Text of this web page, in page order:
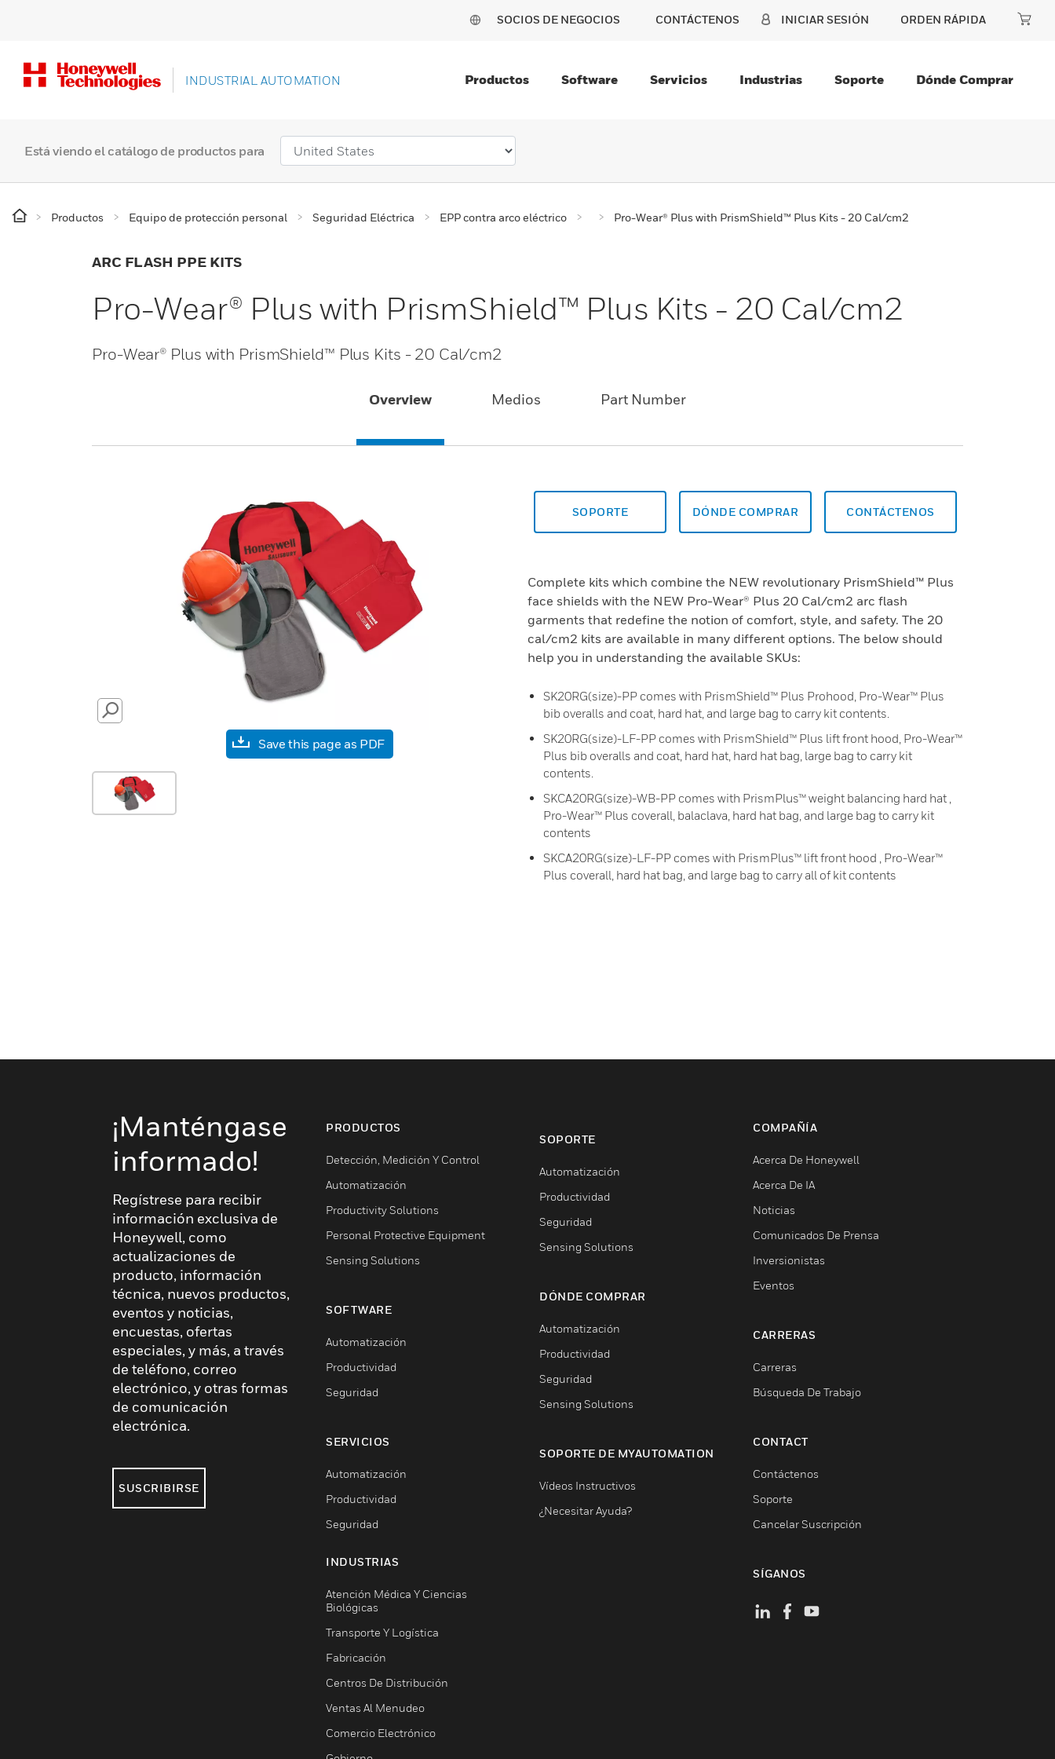
SOCIOS DE NEGOCIOS CONTÁCTENOS INICIAR SESIÓN ORDEN RÁPIDA
INDUSTRIAL AUTOMATION Productos Software Servicios Industrias Soporte Dónde Comprar
Está viendo el catálogo de productos para
Productos Equipo de protección personal Seguridad Eléctrica EPP contra arco eléctrico Pro-Wear® Plus with PrismShield™ Plus Kits - 20 Cal/cm2
ARC FLASH PPE KITS
Pro-Wear® Plus with PrismShield™ Plus Kits - 20 Cal/cm2
Pro-Wear® Plus with PrismShield™ Plus Kits - 20 Cal/cm2
Overview Medios Part Number
SEARCH
Save this page as PDF
SOPORTE DÓNDE COMPRAR CONTÁCTENOS
Complete kits which combine the NEW revolutionary PrismShield™ Plus
face shields with the NEW Pro-Wear® Plus 20 Cal/cm2 arc flash
garments that redefine the notion of comfort, style, and safety. The 20
cal/cm2 kits are available in many different options. The below should
help you in understanding the available SKUs:
SK20RG(size)-PP comes with PrismShield™ Plus Prohood, Pro-Wear™ Plus
bib overalls and coat, hard hat, and large bag to carry kit contents.
SK20RG(size)-LF-PP comes with PrismShield™ Plus lift front hood, Pro-Wear™
Plus bib overalls and coat, hard hat, hard hat bag, large bag to carry kit
contents.
SKCA20RG(size)-WB-PP comes with PrismPlus™ weight balancing hard hat ,
Pro-Wear™ Plus coverall, balaclava, hard hat bag, and large bag to carry kit
contents
SKCA20RG(size)-LF-PP comes with PrismPlus™ lift front hood , Pro-Wear™
Plus coverall, hard hat bag, and large bag to carry all of kit contents
¡Manténgase
informado!
Regístrese para recibir
información exclusiva de
Honeywell, como
actualizaciones de
producto, información
técnica, nuevos productos,
eventos y noticias,
encuestas, ofertas
especiales, y más, a través
de teléfono, correo
electrónico, y otras formas
de comunicación
electrónica.
SUSCRIBIRSE
PRODUCTOS
Detección, Medición Y Control
Automatización
Productivity Solutions
Personal Protective Equipment
Sensing Solutions
SOFTWARE
Automatización
Productividad
Seguridad
SERVICIOS
Automatización
Productividad
Seguridad
INDUSTRIAS
Atención Médica Y Ciencias
Biológicas
Transporte Y Logística
Fabricación
Centros De Distribución
Ventas Al Menudeo
Comercio Electrónico
SOPORTE
Automatización
Productividad
Seguridad
Sensing Solutions
DÓNDE COMPRAR
Automatización
Productividad
Seguridad
Sensing Solutions
SOPORTE DE MYAUTOMATION
Vídeos Instructivos
¿Necesitar Ayuda?
COMPAÑÍA
Acerca De Honeywell
Acerca De IA
Noticias
Comunicados De Prensa
Inversionistas
Eventos
CARRERAS
Carreras
Búsqueda De Trabajo
CONTACT
Contáctenos
Soporte
Cancelar Suscripción
SÍGANOS